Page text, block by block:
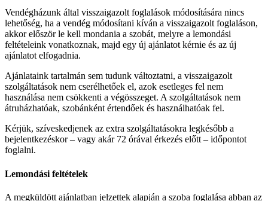
Vendégházunk által visszaigazolt foglalások módosítására nincs
lehetőség, ha a vendég módosítani kíván a visszaigazolt foglaláson,
akkor először le kell mondania a szobát, melyre a lemondási
feltételeink vonatkoznak, majd egy új ajánlatot kérnie és az új
ajánlatot elfogadnia.
Ajánlataink tartalmán sem tudunk változtatni, a visszaigazolt
szolgáltatások nem cserélhetőek el, azok esetleges fel nem
használása nem csökkenti a végösszeget. A szolgáltatások nem
átruházhatóak, szobánként értendőek és használhatóak fel.
Kérjük, szíveskedjenek az extra szolgáltatásokra legkésőbb a
bejelentkezéskor – vagy akár 72 órával érkezés előtt – időpontot
foglalni.
Lemondási feltételek
A megküldött ajánlatban jelzettek alapján a szoba foglalása abban az